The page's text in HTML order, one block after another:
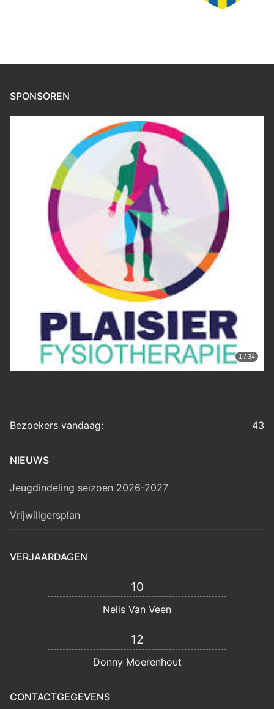
SPONSOREN
1 / 34
43
Bezoekers vandaag:
NIEUWS
Jeugdindeling seizoen 2026-2027
Vrijwillgersplan
VERJAARDAGEN
10
Nelis Van Veen
12
Donny Moerenhout
CONTACTGEGEVENS